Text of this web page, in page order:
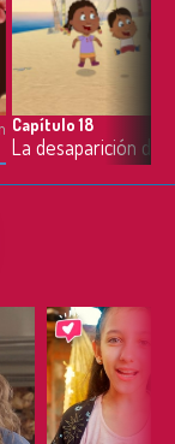
Capítulo 18
La desaparición de